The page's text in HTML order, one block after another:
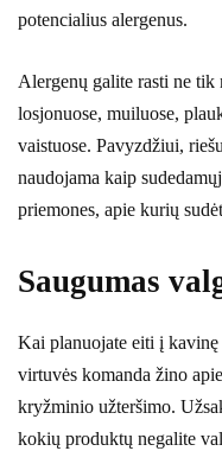
potencialius alergenus.
Alergenų galite rasti ne tik
losjonuose, muiluose,
vaistuose. Pavyzdžiui,
naudojama kaip
priemones, apie kurių
Saugumas
Kai planuojate eiti į kavinę
virtuvės komanda žino
kryžminio užteršimo.
kokių produktų negalite